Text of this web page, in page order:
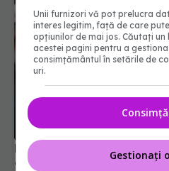
Evoluția COVID-19 în
care dau peste cap
Unii furnizori vă pot prelucra
interes legitim, față de care
opțiunilor de mai jos. Căutați un
acestei pagini pentru a
consimțământul în setările de
uri.
Gestionați